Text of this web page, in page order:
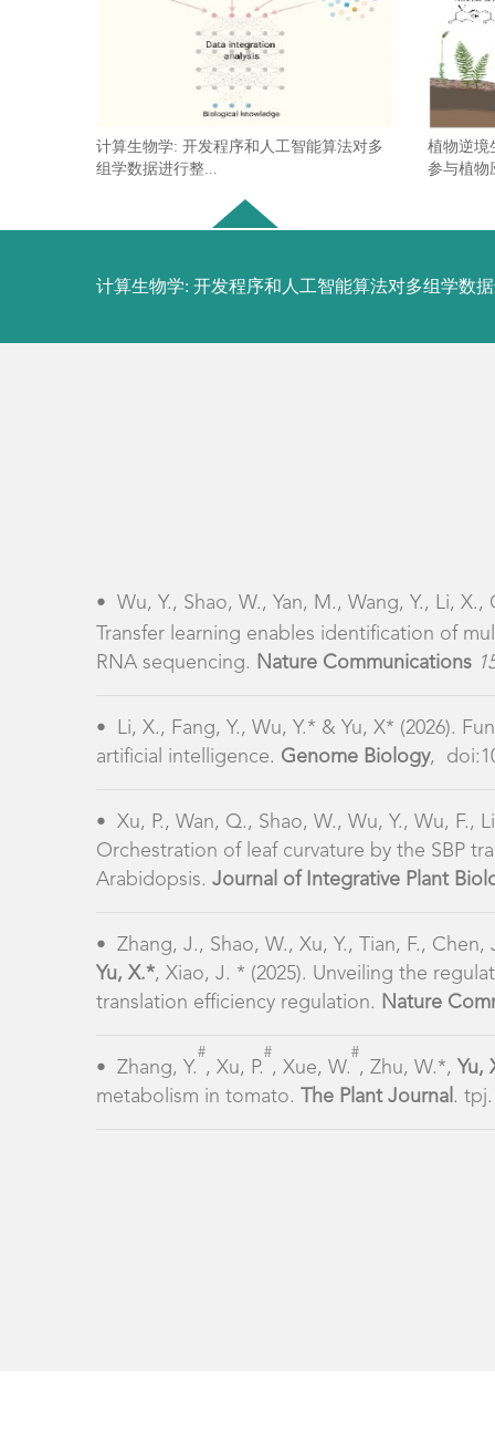
计算生物学: 开发程序和人工智能算法对多
组学数据进行整...
植物逆境
参与植物
计算生物学: 开发程序和人工智能算法对多组学数
• Wu, Y., Shao, W., Yan, M., Wang, Y., Li,
Transfer learning enables identification of
RNA sequencing. Nature Communications
•
Li, X., Fang, Y., Wu, Y.* & Yu, X* (2026).
artificial intelligence. Genome Biology,
• Xu, P., Wan, Q., Shao, W., Wu, Y., Wu, F.,
Orchestration of leaf curvature by the SBP
Arabidopsis. Journal of Integrative Plant
• Zhang, J., Shao, W., Xu, Y., Tian, F.,
Yu, X.*, Xiao, J. * (2025). Unveiling the
translation efficiency regulation. Nature
• Zhang, Y.
#
, Xu, P.
#
, Xue, W.
#
, Zhu, W.*, Yu,
metabolism in tomato.
The Plant Journal .